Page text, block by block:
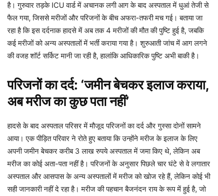
है। गुरुवार तड़के ICU वार्ड में अचानक लगी आग के बाद अस्पताल में धुआं तेजी से
फैल गया, जिससे मरीजों और परिजनों के बीच अफरा-तफरी मच गई। बताया जा
रहा है कि इस दर्दनाक हादसे में अब तक 4 मरीजों की मौत की पुष्टि हुई है, जबकि
कई मरीजों को अन्य अस्पतालों में भर्ती कराया गया है। शुरुआती जांच में आग लगने
की वजह शॉर्ट सर्किट मानी जा रही है, हालांकि आधिकारिक पुष्टि अभी बाकी है।
परिजनों का दर्द: ‘जमीन बेचकर इलाज कराया,
अब मरीज का कुछ पता नहीं’
हादसे के बाद अस्पताल परिसर में मौजूद परिजनों का दर्द और गुस्सा दोनों सामने
आया। एक पीड़ित परिवार ने रोते हुए बताया कि उन्होंने मरीज के इलाज के लिए
अपनी जमीन बेचकर करीब 3 लाख रुपये अस्पताल में जमा किए थे, लेकिन अब
मरीज का कोई अता-पता नहीं है। परिजनों के अनुसार पिछले चार घंटे से वे लगातार
अस्पताल और आसपास के अन्य अस्पतालों में मरीज को खोज रहे हैं, लेकिन कोई भी
सही जानकारी नहीं दे रहा है। मरीज की पहचान बैजनंदन राय के रूप में हुई है, जो